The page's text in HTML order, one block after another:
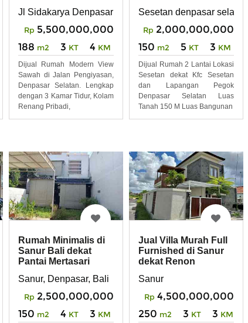
Denpasar Bali
Jl Sidakarya Denpasar Selatan Bali
Rp 5,500,000,000
188 m2 3 KT 4 KM
Dijual Rumah Modern View
Sawah di Jalan Pengiyasan,
Denpasar Selatan. Lengkap
dengan 3 Kamar Tidur, Kolam
Renang Pribadi,
Sesetan denpasar selatan
Rp 2,000,000,000
150 m2 5 KT 3 KM
Dijual Rumah 2 Lantai Lokasi
Sesetan dekat Kfc Sesetan
dan Lapangan Pegok
Denpasar Selatan Luas
Tanah 150 M Luas Bangunan
Rumah Minimalis di
Sanur Bali dekat
Pantai Mertasari
Sanur, Denpasar, Bali
Rp 2,500,000,000
150 m2 4 KT 3 KM
Jual Villa Murah Full
Furnished di Sanur
dekat Renon
Sanur
Rp 4,500,000,000
250 m2 3 KT 3 KM